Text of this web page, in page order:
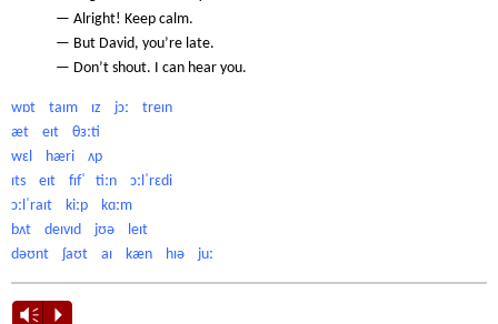
— Alright! Keep calm.
— But David, you’re late.
— Don’t shout. I can hear you.
wɒt taɪm ɪz jɔː treɪn
æt eɪt θɜːti
wɛl hæri ʌp
ɪts eɪt fɪfˈ tiːn ɔːlˈrɛdi
ɔːlˈraɪt kiːp kɑːm
bʌt deɪvɪd jʊə leɪt
dəʊnt ʃaʊt aɪ kæn hɪə juː
Vm P